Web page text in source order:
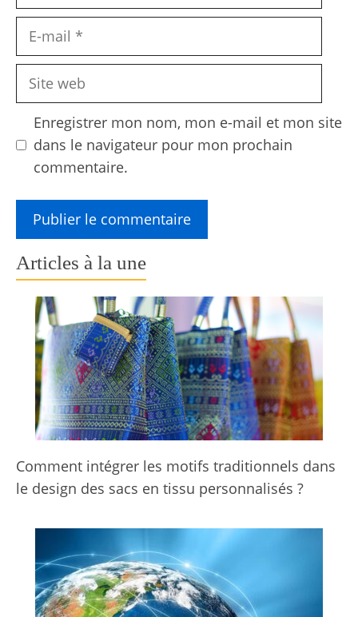
Site
Enregistrer mon nom, mon e-mail et mon site
dans le navigateur pour mon prochain
commentaire.
Articles à la une
Comment intégrer les motifs traditionnels dans
le design des sacs en tissu personnalisés ?